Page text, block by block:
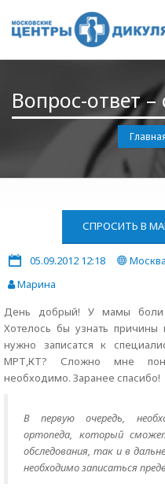
Вопрос-ответ
СПРОСИТЬ В
05.09.2012 12:18
Москва
Марина
День добрый! У мамы боли
Хотелось бы узнать причины
нужно записатся к
МРТ,КТ? Сложно мне
необходимо. Заранее спасибо!
В первую очередь,
ортопеда, который
обследования, так и в
необходимо записаться